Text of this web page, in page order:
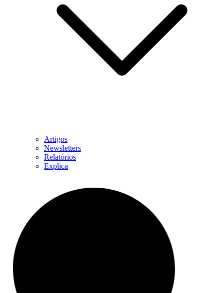
Artigos
Newsletters
Relatórios
Explica